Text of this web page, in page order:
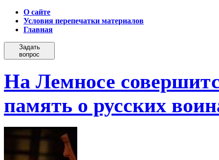
О сайте
Условия перепечатки материалов
Главная
Задать
вопрос
На Лемносе
память о русских